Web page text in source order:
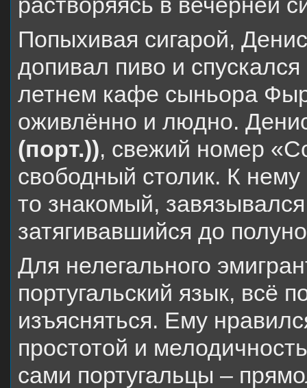
Попыхивая сигарой,
допивал пиво и
летнем кафе сыньора
оживлённо и людно.
(порт.)), свежий номер
свободный столик. К
то знакомый,
затягивавшийся до
Для нелегального
португальский язык, всё
изъясняться. Ему
простотой и
сами португальцы –